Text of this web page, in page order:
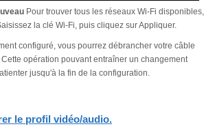
Pour trouver tous les réseaux Wi-Fi disponibles,
la clé Wi-Fi, puis cliquez sur Appliquer.
configuré, vous pourrez débrancher votre câble
opération pouvant entraîner un changement
jusqu'à la fin de la configuration.
le profil vidéo/audio.